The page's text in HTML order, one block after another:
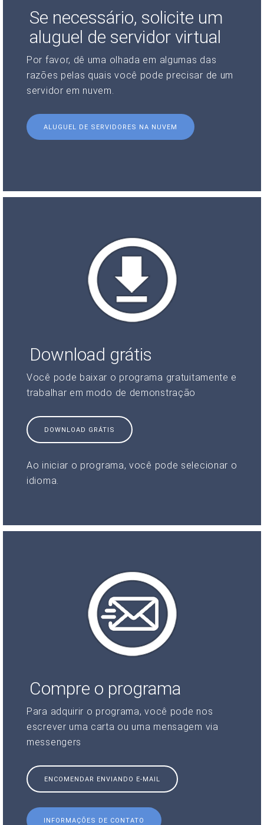
Se necessário, solicite um
aluguel de servidor virtual
Por favor, dê uma olhada em algumas das
razões pelas quais você pode precisar de um
servidor em nuvem.
ALUGUEL DE SERVIDORES NA NUVEM
Download grátis
Você pode baixar o programa gratuitamente e
trabalhar em modo de demonstração
DOWNLOAD GRÁTIS
Ao iniciar o programa, você pode selecionar o
idioma.
Compre o programa
Para adquirir o programa, você pode nos
escrever uma carta ou uma mensagem via
messengers
ENCOMENDAR ENVIANDO E-MAIL
INFORMAÇÕES DE CONTATO